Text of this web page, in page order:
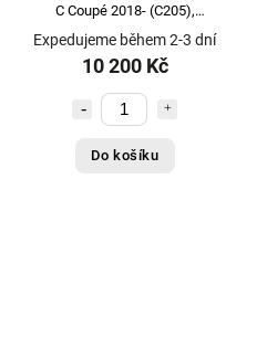
C Coupé 2018- (C205),
vertikální, GDW
Expedujeme během 2-3 dní
10 200 Kč
Do košíku